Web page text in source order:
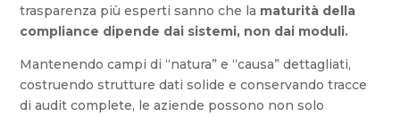
trasparenza più esperti sanno che la maturità della
compliance dipende dai sistemi, non dai moduli.
Mantenendo campi di “natura” e “causa” dettagliati,
costruendo strutture dati solide e conservando tracce
di audit complete, le aziende possono non solo